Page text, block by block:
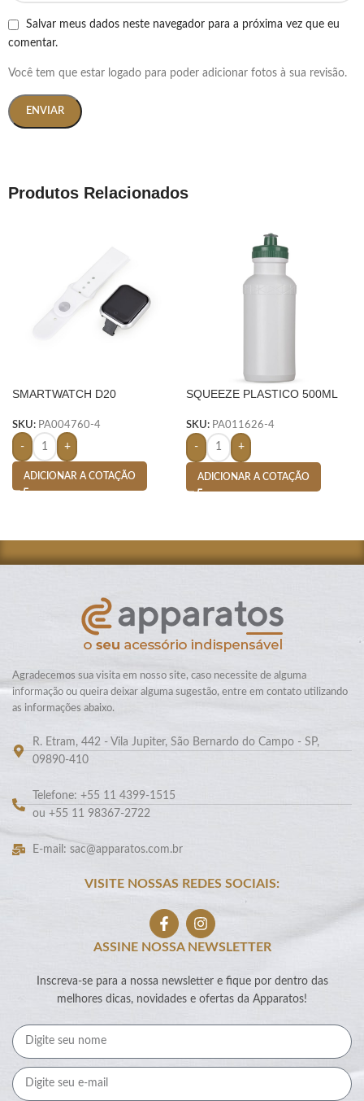
Salvar meus dados neste navegador para a próxima vez que eu
comentar.
Você tem que estar logado para poder adicionar fotos à sua revisão.
Produtos Relacionados
SMARTWATCH D20
SKU: PA004760-4
- +
ADICIONAR A COTAÇÃO
SQUEEZE PLASTICO 500ML
SKU: PA011626-4
- +
ADICIONAR A COTAÇÃO
Agradecemos sua visita em nosso site, caso necessite de alguma
informação ou queira deixar alguma sugestão, entre em contato utilizando
as informações abaixo.
R. Etram, 442 - Vila Jupiter, São Bernardo do Campo - SP,
09890-410
Telefone: +55 11 4399-1515
ou +55 11 98367-2722
E-mail: sac@apparatos.com.br
VISITE NOSSAS REDES SOCIAIS:
ASSINE NOSSA NEWSLETTER
Inscreva-se para a nossa newsletter e fique por dentro das
melhores dicas, novidades e ofertas da Apparatos!